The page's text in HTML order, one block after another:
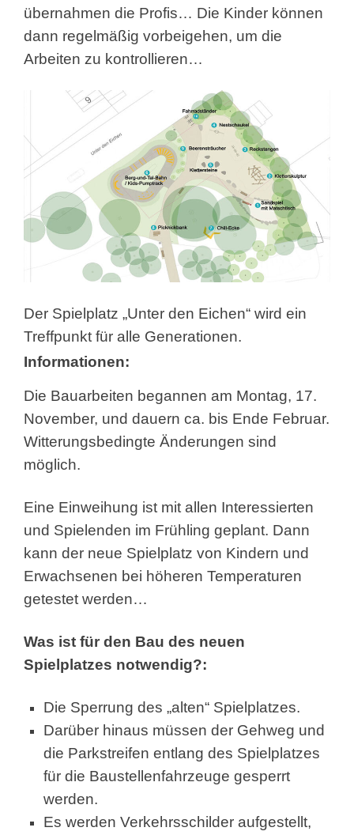
übernahmen die Profis… Die Kinder können
dann regelmäßig vorbeigehen, um die
Arbeiten zu kontrollieren…
Der Spielplatz „Unter den Eichen“ wird ein
Treffpunkt für alle Generationen.
Informationen:
Die Bauarbeiten begannen am Montag, 17.
November, und dauern ca. bis Ende Februar.
Witterungsbedingte Änderungen sind
möglich.
Eine Einweihung ist mit allen Interessierten
und Spielenden im Frühling geplant. Dann
kann der neue Spielplatz von Kindern und
Erwachsenen bei höheren Temperaturen
getestet werden…
Was ist für den Bau des neuen
Spielplatzes notwendig?:
Die Sperrung des „alten“ Spielplatzes.
Darüber hinaus müssen der Gehweg und
die Parkstreifen entlang des Spielplatzes
für die Baustellenfahrzeuge gesperrt
werden.
Es werden Verkehrsschilder aufgestellt,